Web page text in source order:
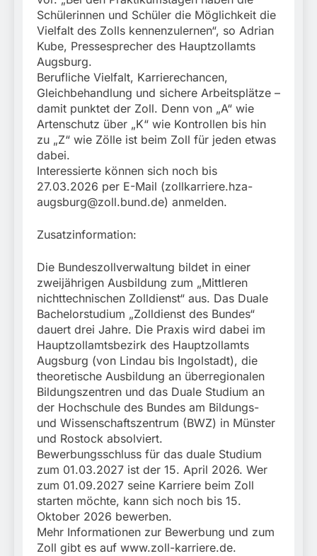
Beinahekollision an
Bahnübergang in Aubing
/ Bundespolizei ermittelt
wegen gefährlichen
Bahnverkehr
5. August 2026
Schülerinnen und Schüler die Möglichkeit die
Vielfalt des Zolls kennenzulernen“, so Adrian
Kube, Pressesprecher des Hauptzollamts
Augsburg.
Berufliche Vielfalt, Karrierechancen,
Gleichbehandlung und sichere Arbeitsplätze –
damit punktet der Zoll. Denn von „A“ wie
Artenschutz über „K“ wie Kontrollen bis hin
zu „Z“ wie Zölle ist beim Zoll für jeden etwas
dabei.
Interessierte können sich noch bis
27.03.2026 per E-Mail (zollkarriere.hza-
augsburg@zoll.bund.de) anmelden.
Zusatzinformation:
Die Bundeszollverwaltung bildet in einer
zweijährigen Ausbildung zum „Mittleren
nichttechnischen Zolldienst“ aus. Das Duale
Bachelorstudium „Zolldienst des Bundes“
dauert drei Jahre. Die Praxis wird dabei im
Hauptzollamtsbezirk des Hauptzollamts
Augsburg (von Lindau bis Ingolstadt), die
theoretische Ausbildung an überregionalen
Bildungszentren und das Duale Studium an
der Hochschule des Bundes am Bildungs-
und Wissenschaftszentrum (BWZ) in Münster
und Rostock absolviert.
Bewerbungsschluss für das duale Studium
zum 01.03.2027 ist der 15. April 2026. Wer
zum 01.09.2027 seine Karriere beim Zoll
starten möchte, kann sich noch bis 15.
Oktober 2026 bewerben.
Mehr Informationen zur Bewerbung und zum
Zoll gibt es auf www.zoll-karriere.de.